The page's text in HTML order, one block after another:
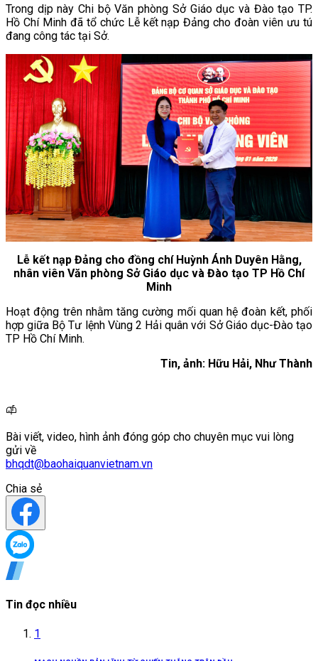
Trong dịp này Chi bộ Văn phòng Sở Giáo dục và Đào tạo TP.
Hồ Chí Minh đã tổ chức Lễ kết nạp Đảng cho đoàn viên ưu tú
đang công tác tại Sở.
Lễ kết nạp Đảng cho đồng chí Huỳnh Ánh Duyên Hằng,
nhân viên Văn phòng Sở Giáo dục và Đào tạo TP Hồ Chí
Minh
Hoạt động trên nhằm tăng cường mối quan hệ đoàn kết, phối
hợp giữa Bộ Tư lệnh Vùng 2 Hải quân với Sở Giáo dục-Đào tạo
TP Hồ Chí Minh.
Tin, ảnh: Hữu Hải, Như Thành
Bài viết, video, hình ảnh đóng góp cho chuyên mục vui lòng
gửi về
bhqdt@baohaiquanvietnam.vn
Chia sẻ
Tin đọc nhiều
1